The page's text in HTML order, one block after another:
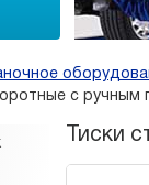
с
Тиски